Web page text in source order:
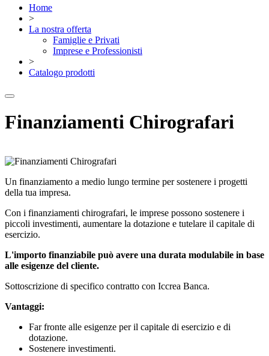
Home
>
La nostra offerta
Famiglie e Privati
Imprese e Professionisti
>
Catalogo prodotti
Finanziamenti Chirografari
Un finanziamento a medio lungo termine per sostenere i progetti
della tua impresa.
Con i finanziamenti chirografari, le imprese possono sostenere i
piccoli investimenti, aumentare la dotazione e tutelare il capitale di
esercizio.
L'importo finanziabile può avere una durata modulabile in base
alle esigenze del cliente.
Sottoscrizione di specifico contratto con Iccrea Banca.
Vantaggi:
Far fronte alle esigenze per il capitale di esercizio e di
dotazione.
Sostenere investimenti.